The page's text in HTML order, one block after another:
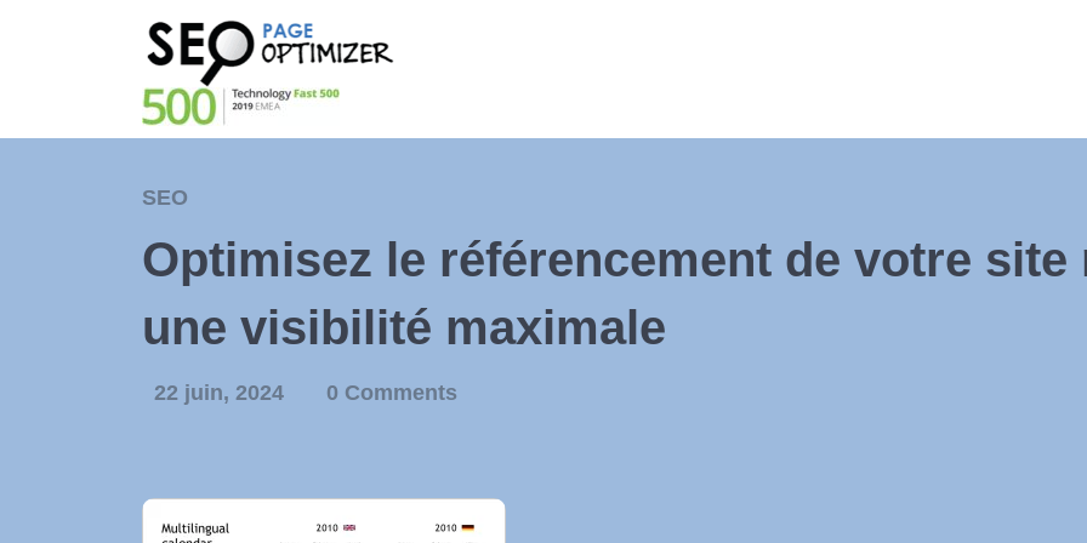
SEO
Optimisez le référencement de votre
une visibilité maximale
22 juin, 2024 0 Comments